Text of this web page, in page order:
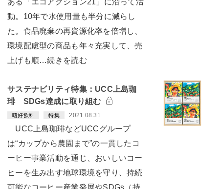
動。10年で水使用量も半分に減らし
た。食品廃棄の再資源化率を倍増し、
環境配慮型の商品も年々充実して、売
上げも順…続きを読む
サステナビリティ特集：UCC上島珈
琲 SDGs達成に取り組む
嗜好飲料 特集 2021.08.31
UCC上島珈琲などUCCグループ
は“カップから農園まで”の一貫したコ
ーヒー事業活動を通じ、おいしいコー
ヒーを生み出す地球環境を守り、持続
可能なコーヒー産業発展やSDGs（持